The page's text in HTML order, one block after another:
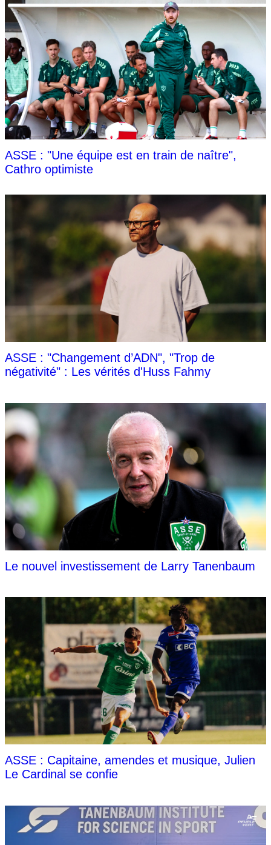
ASSE : "Une équipe est en train de naître",
Cathro optimiste
ASSE : "Changement d’ADN", "Trop de
négativité" : Les vérités d'Huss Fahmy
Le nouvel investissement de Larry Tanenbaum
ASSE : Capitaine, amendes et musique, Julien
Le Cardinal se confie